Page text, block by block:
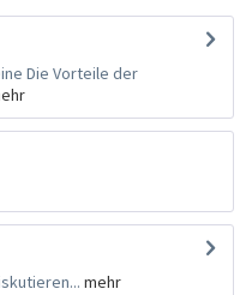
Die Vorteile der
mehr